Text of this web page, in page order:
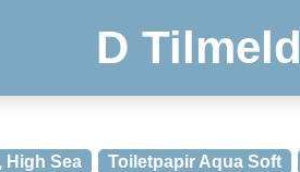
D Tilmeld
High Sea Toiletpapir Aqua Soft